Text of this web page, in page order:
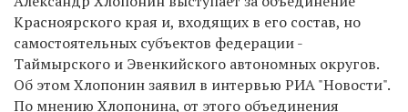
Красноярского края и, входящих в его состав, но
самостоятельных субъектов федерации -
Таймырского и Эвенкийского автономных округов.
Об этом Хлопонин заявил в интервью РИА "Новости".
По мнению Хлопонина, от этого объединения